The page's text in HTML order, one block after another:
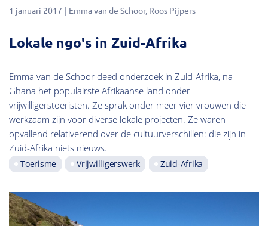
1 januari 2017 Emma van de Schoor Roos Pijpers
Lokale ngo's in Zuid-Afrika
Emma van de Schoor deed onderzoek in Zuid-Afrika, na
Ghana het populairste Afrikaanse land onder
vrijwilligerstoeristen. Ze sprak onder meer vier vrouwen die
werkzaam zijn voor diverse lokale projecten. Ze waren
opvallend relativerend over de cultuurverschillen: die zijn in
Zuid-Afrika niets nieuws.
Toerisme Vrijwilligerswerk Zuid-Afrika